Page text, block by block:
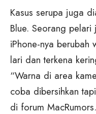
Kasus serupa juga
Blue. Seorang
iPhone-nya berubah
lari dan terkena
“Warna di area
coba dibersihkan
di forum MacRumors.